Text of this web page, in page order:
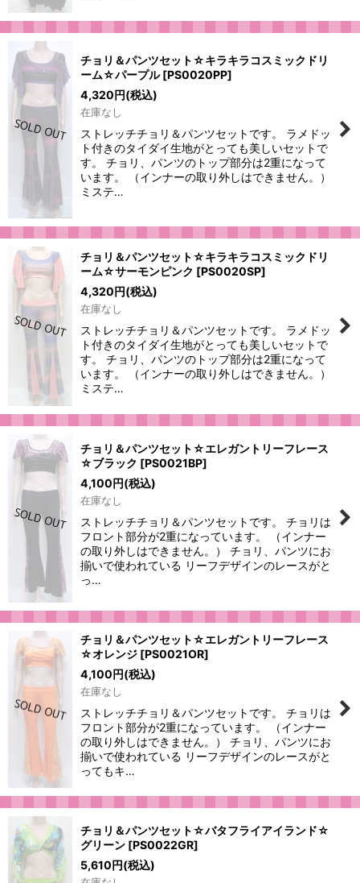
チョリ＆パンツセット☆キラキラコスミックドリ
ーム☆パープル [PS0020PP]
4,320円(税込)
在庫なし
ストレッチチョリ＆パンツセットです。 ラメドッ
ト付きのタイダイ生地がとっても美しいセットで
す。 チョリ、パンツのトップ部分は2重になって
います。 （インナーの取り外しはできません。）
ミステ…
チョリ＆パンツセット☆キラキラコスミックドリ
ーム☆サーモンピンク [PS0020SP]
4,320円(税込)
在庫なし
ストレッチチョリ＆パンツセットです。 ラメドッ
ト付きのタイダイ生地がとっても美しいセットで
す。 チョリ、パンツのトップ部分は2重になって
います。 （インナーの取り外しはできません。）
ミステ…
チョリ＆パンツセット☆エレガントリーフレース
☆ブラック [PS0021BP]
4,100円(税込)
在庫なし
ストレッチチョリ＆パンツセットです。 チョリは
フロント部分が2重になっています。 （インナー
の取り外しはできません。） チョリ、パンツにお
揃いで使われている リーフデザインのレースがと
っ…
チョリ＆パンツセット☆エレガントリーフレース
☆オレンジ [PS0021OR]
4,100円(税込)
在庫なし
ストレッチチョリ＆パンツセットです。 チョリは
フロント部分が2重になっています。 （インナー
の取り外しはできません。） チョリ、パンツにお
揃いで使われている リーフデザインのレースがと
ってもキ…
チョリ＆パンツセット☆バタフライアイランド☆
グリーン [PS0022GR]
5,610円(税込)